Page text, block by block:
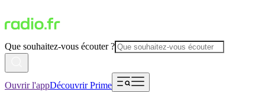
Que souhaitez-vous écouter ?
Ouvrir l'appDécouvrir Prime